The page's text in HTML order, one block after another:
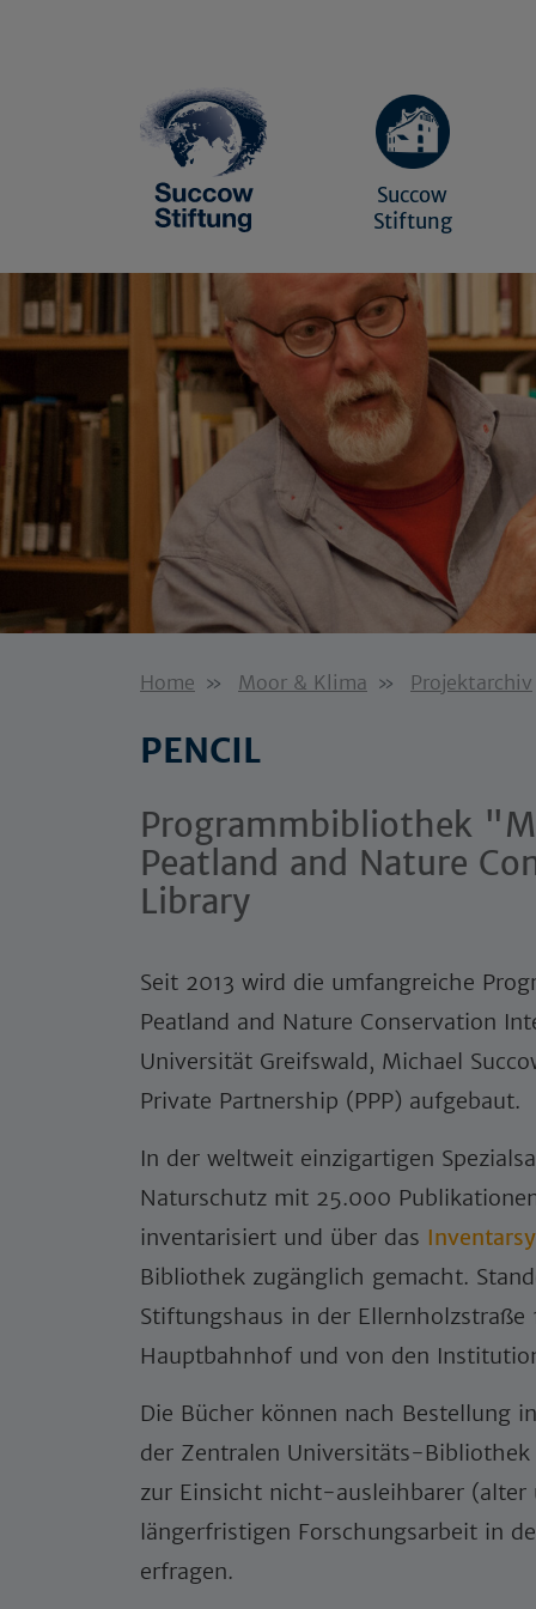
Succow
Stiftung
Home Moor & Klima Projektarchiv
PENCIL
Programmbibliothek
Peatland and Nature
Library
Seit 2013 wird die umfangreiche
Peatland and Nature Conservation
Universität Greifswald, Michael
Private Partnership (PPP) aufgebaut.
In der weltweit einzigartigen
Naturschutz mit 25.000
inventarisiert und über das
Bibliothek zugänglich gemacht.
Stiftungshaus in der
Hauptbahnhof und von den
Die Bücher können nach Bestellung
der Zentralen Universitäts-
zur Einsicht nicht-ausleihbarer (alter
längerfristigen Forschungsarbeit in
erfragen.